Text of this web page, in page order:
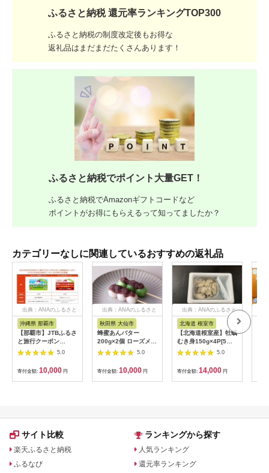
ふるさと納税 還元率ランキングTOP300
ふるさと納税の制度改定後もお得な
返礼品はまだまだたくさんあります！
ふるさと納税でポイント大量GET！
ふるさと納税でAmazonギフトコードなど
ポイントがお得にもらえるって知ってましたか？
カテゴリーなしに関連しているおすすめの返礼品
出典：ANAのふるさと
沖縄県 那覇市
【那覇市】JTBふるさ
と旅行クーポン
（3,000円分）有効期
間3年（Eメール発
行）｜旅行 トラベル
予約 国内旅行 JTB 宿
泊 観光 体験 旅行券
人気 おすすめ 旅行ク
ン ネット予約 電話 有
5.0
寄付金額: 10,000 円
出典：ANAのふるさと
秋田県 大仙市
蜂蜜あんバター
200g×2個 ローズメイ
[あんバター はちみ
つ 発酵バター あん
こ 水あめ不使用 秋
田県 大仙市]
5.0
寄付金額: 10,000 円
出典：ANAのふるさと
納税
北海道 根室市
【北海道根室産】牡蠣
むき身150g×4P[5月
下旬以降発送] A-
5.0
寄付金額: 14,000 円
サイト比較
楽天ふるさと納税
ふるなび
ランキングから探す
人気ランキング
還元率ランキング